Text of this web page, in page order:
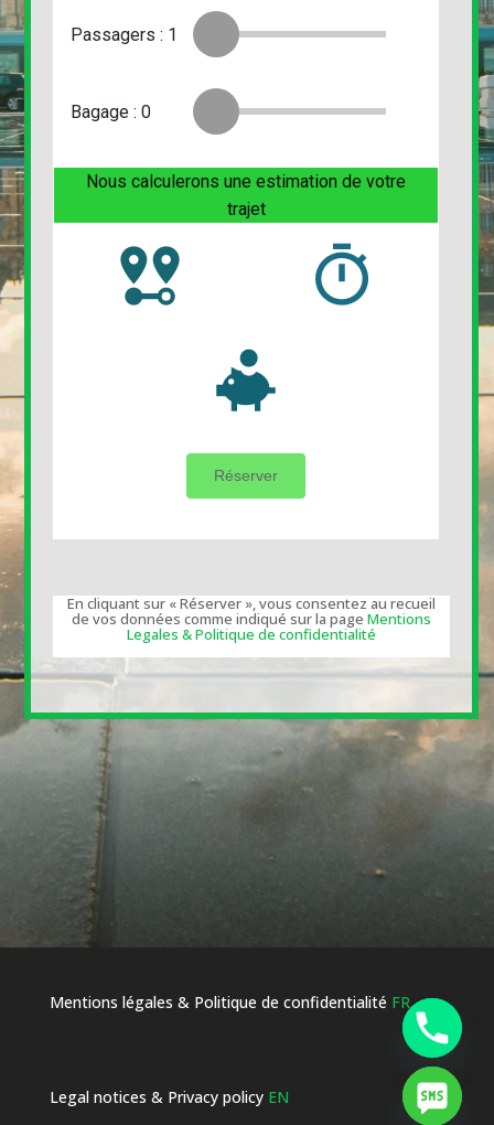
En cliquant sur « Réserver », vous consentez au recueil
de vos données comme indiqué sur la page Mentions
Legales & Politique de confidentialité
Mentions légales & Politique de confidentialité FR
Legal notices & Privacy policyEN